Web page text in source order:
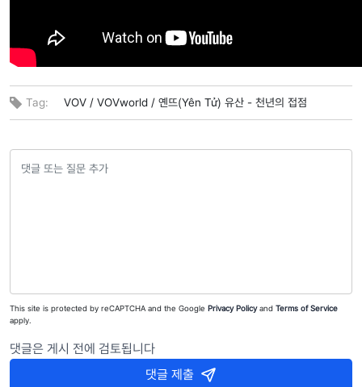
Tag: VOV / VOVworld / 옌뜨(Yên Tử) 유산 - 천년의 접점
This site is protected by reCAPTCHA and the Google Privacy Policyand Terms of Service
apply.
댓글은 게시 전에 검토됩니다
댓글 제출